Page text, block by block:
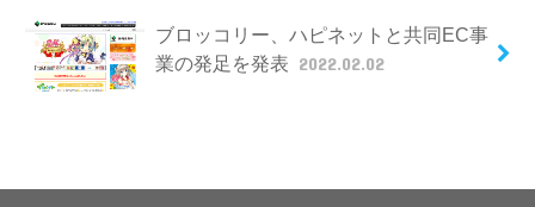
ブロッコリー、ハピネットと共同EC事
業の発足を発表 2022.02.02